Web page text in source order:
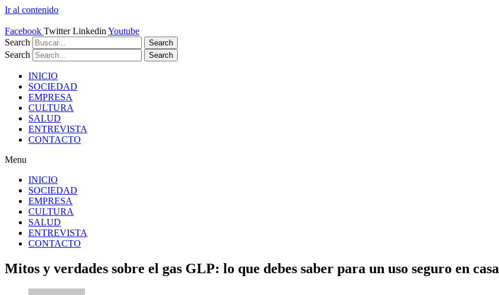
Ir al contenido
Facebook Twitter Linkedin Youtube
Search
Search
Search Search
INICIO
SOCIEDAD
EMPRESA
CULTURA
SALUD
ENTREVISTA
CONTACTO
Menu
INICIO
SOCIEDAD
EMPRESA
CULTURA
SALUD
ENTREVISTA
CONTACTO
Mitos y verdades sobre el gas GLP: lo que debes saber para un uso seguro en casa